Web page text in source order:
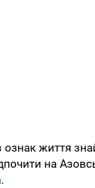
ознак життя
на
.